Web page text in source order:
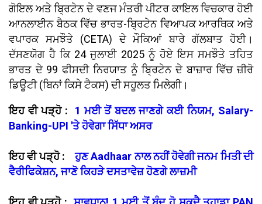
ਗੋਇਲ ਅਤੇ ਬ੍ਰਿਟੇਨ ਦੇ ਵਣਜ ਮੰਤਰੀ ਪੀਟਰ ਕਾਇਲ ਵਿਚਕਾਰ ਹੋਈ
ਆਨਲਾਈਨ ਬੈਠਕ ਵਿੱਚ ਭਾਰਤ-ਬ੍ਰਿਟੇਨ ਵਿਆਪਕ ਆਰਥਿਕ ਅਤੇ
ਵਪਾਰਕ ਸਮਝੌਤੇ (CETA) ਦੇ ਮੌਕਿਆਂ ਬਾਰੇ ਗੱਲਬਾਤ ਹੋਈ।
ਦੱਸਣਯੋਗ ਹੈ ਕਿ 24 ਜੁਲਾਈ 2025 ਨੂੰ ਹੋਏ ਇਸ ਸਮਝੌਤੇ ਤਹਿਤ
ਭਾਰਤ ਦੇ 99 ਫੀਸਦੀ ਨਿਰਯਾਤ ਨੂੰ ਬ੍ਰਿਟੇਨ ਦੇ ਬਾਜ਼ਾਰ ਵਿੱਚ ਜ਼ੀਰੋ
ਡਿਊਟੀ (ਬਿਨਾਂ ਕਿਸੇ ਟੈਕਸ) ਦੀ ਸਹੂਲਤ ਮਿਲੇਗੀ।
ਇਹ ਵੀ ਪੜ੍ਹੋ :
1 ਮਈ ਤੋਂ ਬਦਲ ਜਾਣਗੇ ਕਈ ਨਿਯਮ, Salary-
Banking-UPI 'ਤੇ ਹੋਵੇਗਾ ਸਿੱਧਾ ਅਸਰ
ਇਹ ਵੀ ਪੜ੍ਹੋ :
ਹੁਣ Aadhaar ਨਾਲ ਨਹੀਂ ਹੋਵੇਗੀ ਜਨਮ ਮਿਤੀ ਦੀ
ਵੈਰੀਫਿਕੇਸ਼ਨ, ਜਾਣੋ ਕਿਹੜੇ ਦਸਤਾਵੇਜ਼ ਹੋਣਗੇ ਲਾਜ਼ਮੀ